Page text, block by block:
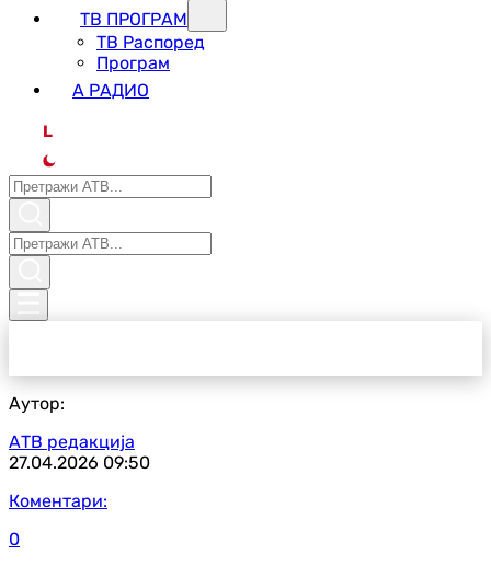
ТВ ПРОГРАМ
ТВ Распоред
Програм
А РАДИО
L
Аутор:
АТВ редакција
27.04.2026 09:50
Коментари:
0